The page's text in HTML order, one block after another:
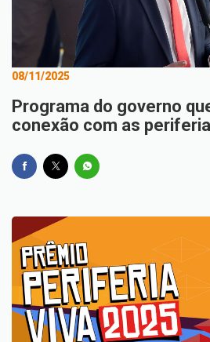
08/11/2025
Programa do governo
conexão com as